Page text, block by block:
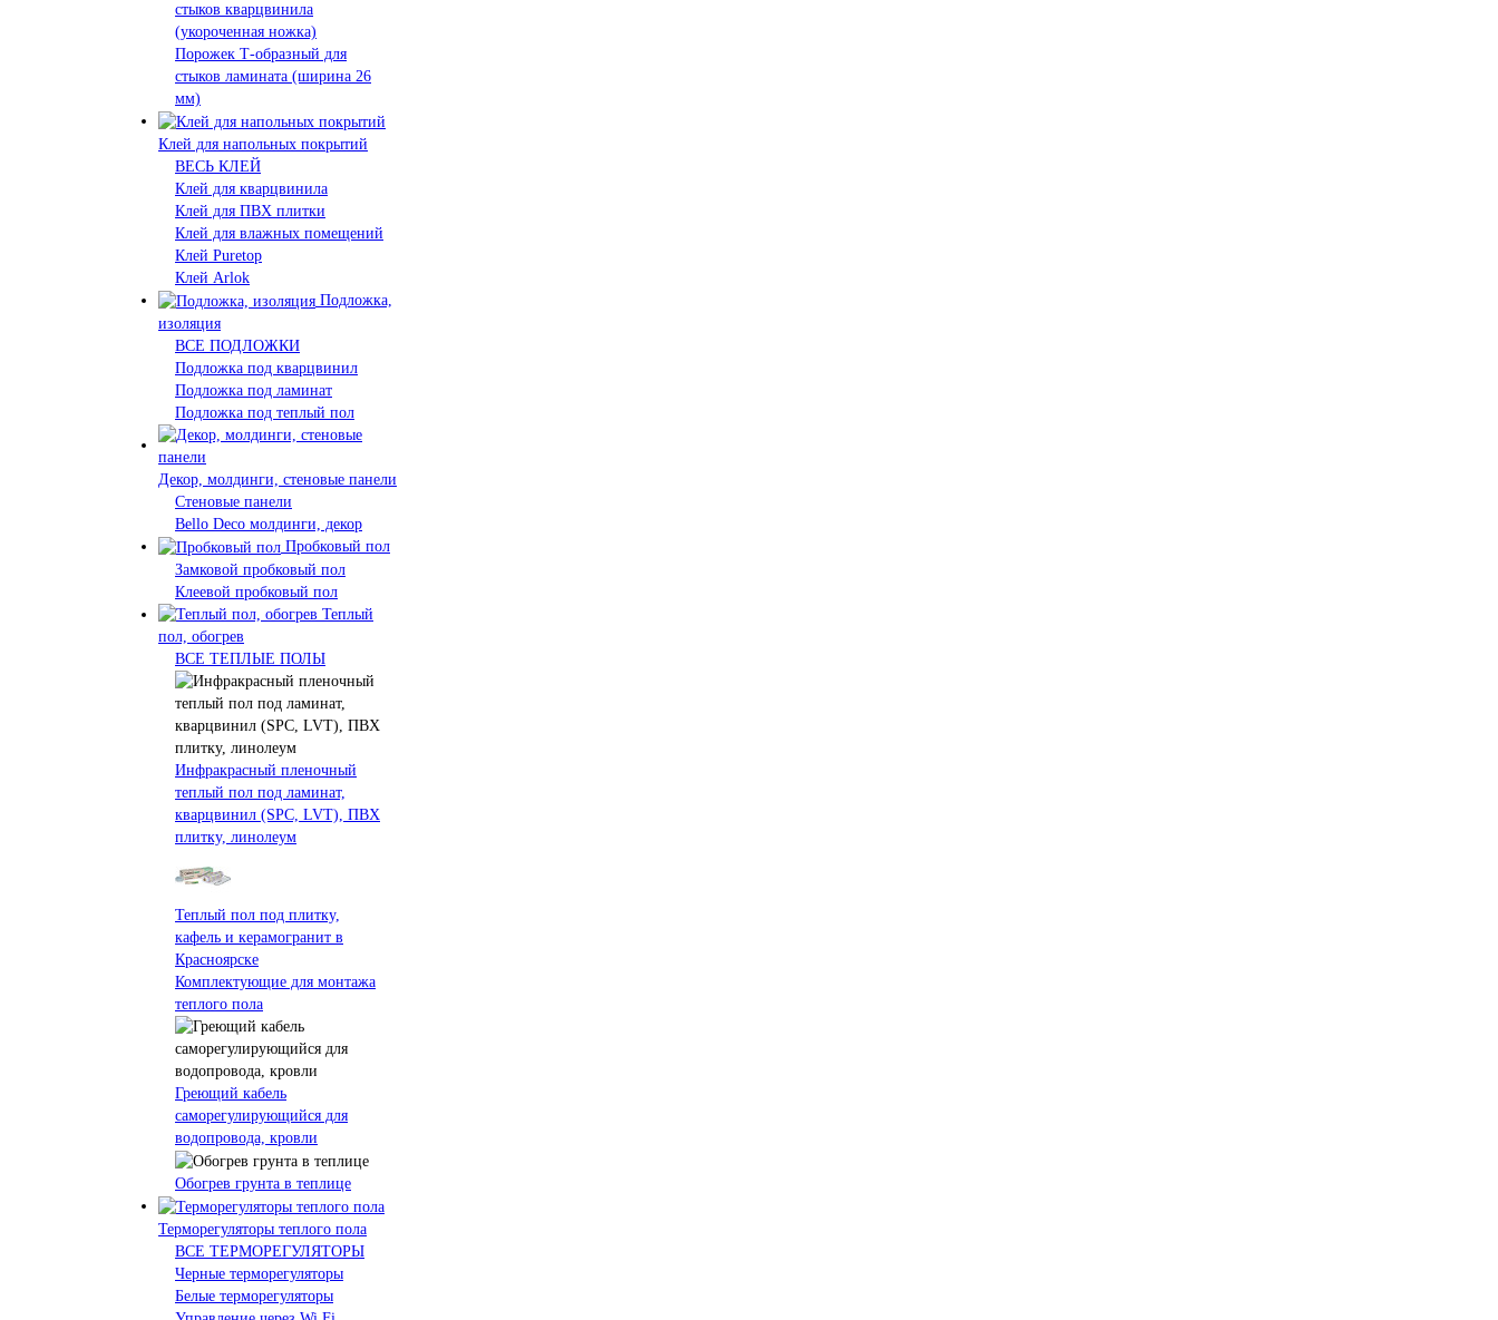
стыков кварцвинила
(укороченная ножка)
Порожек Т-образный для
стыков ламината (ширина 26
мм)
Клей для напольных покрытий
ВЕСЬ КЛЕЙ
Клей для кварцвинила
Клей для ПВХ плитки
Клей для влажных помещений
Клей Puretop
Клей Arlok
Подложка,
изоляция
ВСЕ ПОДЛОЖКИ
Подложка под кварцвинил
Подложка под ламинат
Подложка под теплый пол
Декор, молдинги, стеновые панели
Стеновые панели
Bello Deco молдинги, декор
Пробковый пол
Замковой пробковый пол
Клеевой пробковый пол
Теплый
пол, обогрев
ВСЕ ТЕПЛЫЕ ПОЛЫ
Инфракрасный пленочный
теплый пол под ламинат,
кварцвинил (SPC, LVT), ПВХ
плитку, линолеум
Теплый пол под плитку,
кафель и керамогранит в
Красноярске
Комплектующие для монтажа
теплого пола
Греющий кабель
саморегулирующийся для
водопровода, кровли
Обогрев грунта в теплице
Терморегуляторы теплого пола
ВСЕ ТЕРМОРЕГУЛЯТОРЫ
Черные терморегуляторы
Белые терморегуляторы